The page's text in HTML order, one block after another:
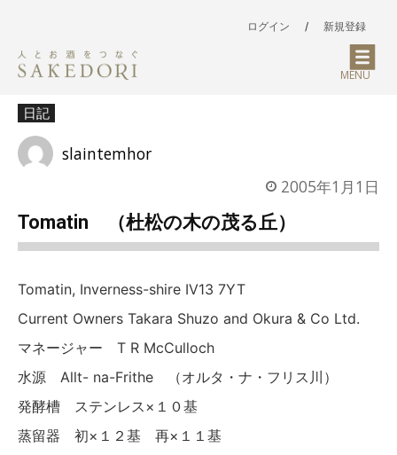
ログイン / 新規登録
MENU
日記
slaintemhor
2005年1月1日
Tomatin （杜松の木の茂る丘）
Tomatin, Inverness-shire IV13 7YT
Current Owners Takara Shuzo and Okura & Co Ltd.
マネージャー T R McCulloch
水源 Allt- na-Frithe （オルタ・ナ・フリス川）
発酵槽 ステンレス×１０基
蒸留器 初×１２基 再×１１基